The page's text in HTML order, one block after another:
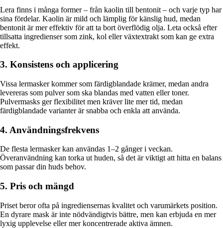
Lera finns i många former – från kaolin till bentonit – och varje typ har
sina fördelar. Kaolin är mild och lämplig för känslig hud, medan
bentonit är mer effektiv för att ta bort överflödig olja. Leta också efter
tillsatta ingredienser som zink, kol eller växtextrakt som kan ge extra
effekt.
3. Konsistens och applicering
Vissa lermasker kommer som färdigblandade krämer, medan andra
levereras som pulver som ska blandas med vatten eller toner.
Pulvermasks ger flexibilitet men kräver lite mer tid, medan
färdigblandade varianter är snabba och enkla att använda.
4. Användningsfrekvens
De flesta lermasker kan användas 1–2 gånger i veckan.
Överanvändning kan torka ut huden, så det är viktigt att hitta en balans
som passar din huds behov.
5. Pris och mängd
Priset beror ofta på ingrediensernas kvalitet och varumärkets position.
En dyrare mask är inte nödvändigtvis bättre, men kan erbjuda en mer
lyxig upplevelse eller mer koncentrerade aktiva ämnen.